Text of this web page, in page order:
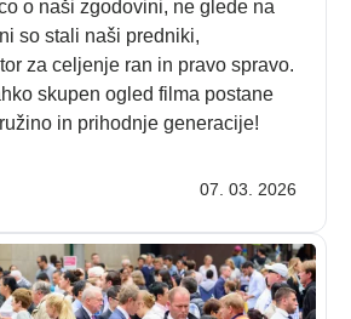
o naši zgodovini, ne glede na
so stali naši predniki,
za celjenje ran in pravo spravo.
skupen ogled filma postane
in prihodnje generacije!
07. 03. 2026